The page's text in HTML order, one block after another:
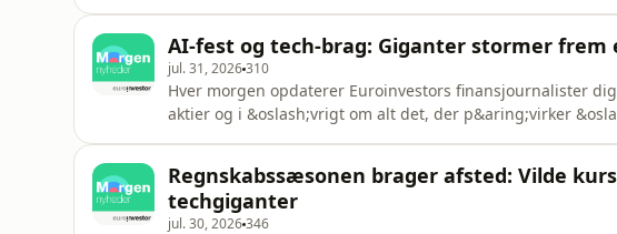
AI-fest og tech-brag: Giganter stormer
jul. 31, 2026310
Hver morgen opdaterer Euroinvestors finansjournalister
aktier og i &oslash;vrigt om alt det, der p&aring;virker
Regnskabssæsonen brager afsted: Vilde
techgiganter
jul. 30, 2026346